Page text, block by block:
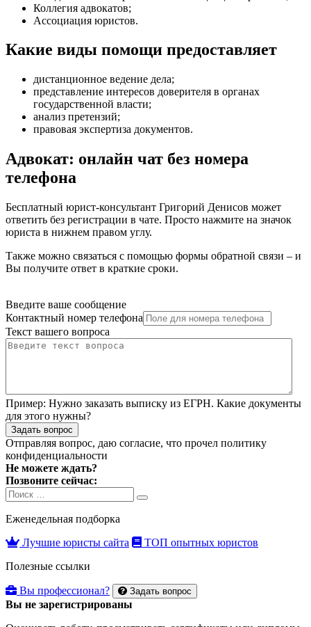
Коллегия адвокатов;
Ассоциация юристов.
Какие виды помощи предоставляет
дистанционное ведение дела;
представление интересов доверителя в органах
государственной власти;
анализ претензий;
правовая экспертиза документов.
Адвокат: онлайн чат без номера
телефона
Бесплатный юрист-консультант Григорий Денисов может
ответить без регистрации в чате. Просто нажмите на значок
юриста в нижнем правом углу.
Также можно связаться с помощью формы обратной связи – и
Вы получите ответ в краткие сроки.
Введите ваше сообщение
Контактный номер телефона
Текст вашего вопроса
Пример: Нужно заказать выписку из ЕГРН. Какие документы
для этого нужны?
Задать вопрос
Отправляя вопрос, даю согласие, что прочел политику
конфиденциальности
Не можете ждать?
Позвоните сейчас:
Search
for:
Search
Еженедельная подборка
Лучшие юристы сайта
ТОП опытных юристов
Полезные ссылки
Вы профессионал? Задать вопрос
Вы не зарегистрированы